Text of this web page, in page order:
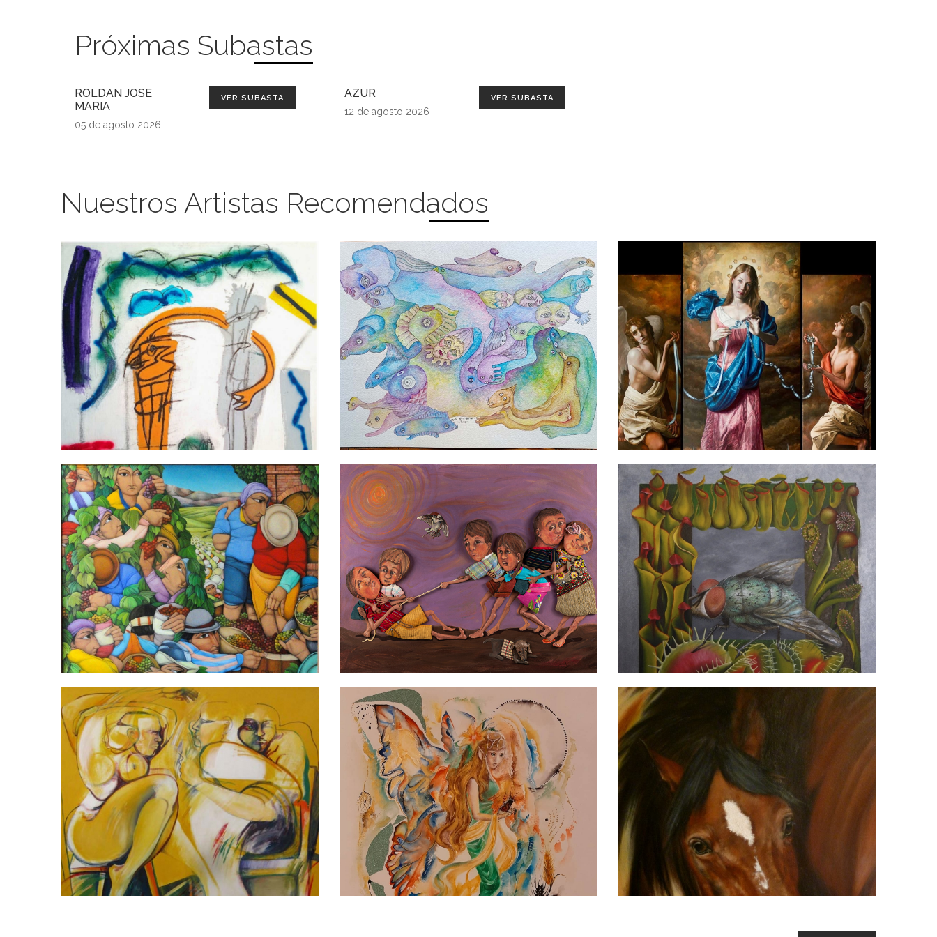
Próximas Subastas
ROLDAN JOSE
MARIA
05 de agosto 2026
VER SUBASTA AZUR
12 de agosto 2026
VER SUBASTA
Nuestros Artistas Recomendados